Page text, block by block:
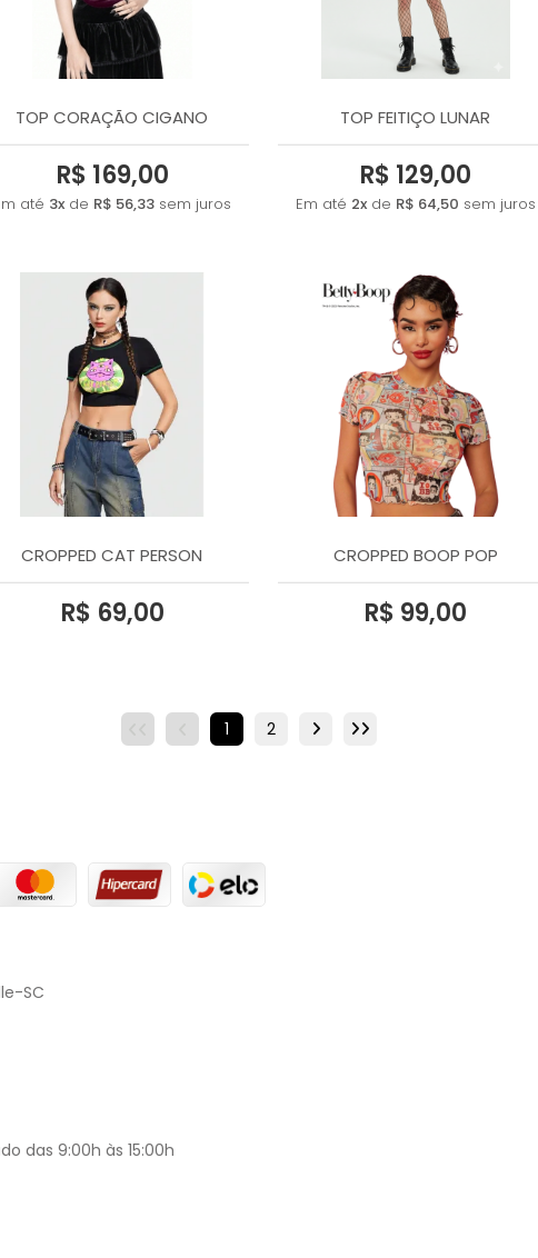
TOP CORAÇÃO CIGANO
R$ 169,00
até 3xde R$ 56,33sem juros
TOP FEITIÇO LUNAR
R$ 129,00
Em até 2xde R$ 64,50 sem juros
CROPPED CAT PERSON
R$ 69,00
CROPPED BOOP POP
R$ 99,00
1 2
SC
das 9:00h às 15:00h